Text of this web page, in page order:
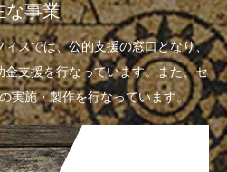
な事業
スでは、公的支援の窓口となり、
支援を行なっています。また、セ
実施・製作を行なっています。